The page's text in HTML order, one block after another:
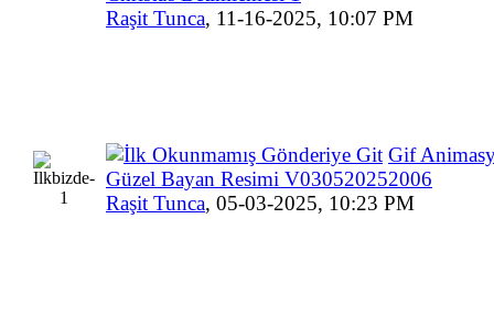
Raşit Tunca, 11-16-2025, 10:07 PM
Gif
Güzel Bayan Resimi V030520252006
Raşit Tunca, 05-03-2025, 10:23 PM